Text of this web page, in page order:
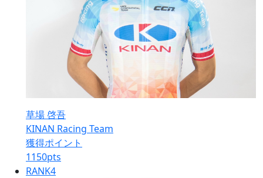
草場 啓吾
KINAN Racing Team
獲得ポイント
1150pts
RANK4